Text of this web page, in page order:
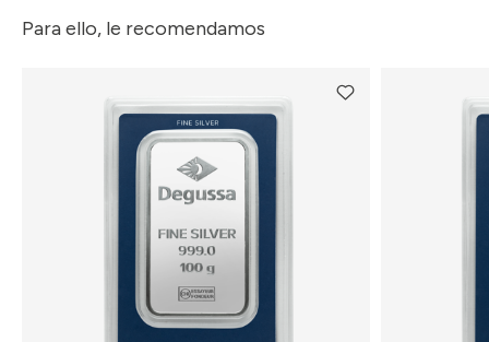
Para ello, le recomendamos